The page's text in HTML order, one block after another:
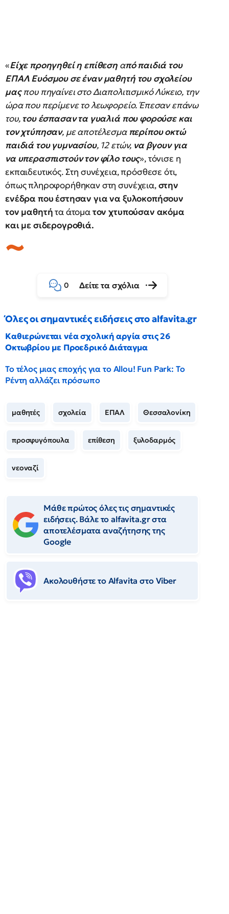
«Είχε προηγηθεί η επίθεση από παιδιά του
ΕΠΑΛ Ευόσμου σε έναν μαθητή του σχολείου
μαςπου πηγαίνει στο Διαπολιτισμικό Λύκειο, την
ώρα που περίμενε το λεωφορείο. Έπεσαν επάνω
του, του έσπασαν τα γυαλιά που φορούσε και
τον χτύπησαν, με αποτέλεσμα περίπου οκτώ
παιδιά του γυμνασίου, 12 ετών, να βγουν για
να υπερασπιστούν τον φίλο τους», τόνισε η
εκπαιδευτικός. Στη συνέχεια, πρόσθεσε ότι,
όπως πληροφορήθηκαν στη συνέχεια,στην
ενέδρα που έστησαν για να ξυλοκοπήσουν
τον μαθητήτα άτοματον χτυπούσαν ακόμα
και με σιδερογροθιά.
0 Δείτε τα σχόλια
Όλες οι σημαντικές ειδήσεις στο alfavita.gr
Καθιερώνεται νέα σχολική αργία στις 26
Οκτωβρίου με Προεδρικό Διάταγμα
Το τέλος μιας εποχής για το Allou! Fun Park: Το
Ρέντη αλλάζει πρόσωπο
μαθητές σχολεία ΕΠΑΛ Θεσσαλονίκη
προσφυγόπουλα επίθεση ξυλοδαρμός
νεοναζί
Μάθε πρώτος όλες τις σημαντικές
ειδήσεις. Βάλε το alfavita.gr στα
αποτελέσματα αναζήτησης της
Google
Ακολουθήστε το Αlfavita στο Viber